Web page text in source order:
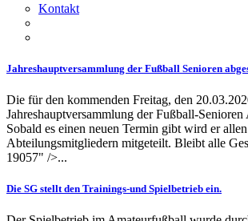
Kontakt
Jahreshauptversammlung der Fußball Senioren
Die für den kommenden Freitag, den
Jahreshauptversammlung der Fußball-
Sobald es einen neuen Termin gibt wird er allen
Abteilungsmitgliedern mitgeteilt. Bleibt alle
19057" />...
Die SG stellt den Trainings-und Spielbetrieb ein.